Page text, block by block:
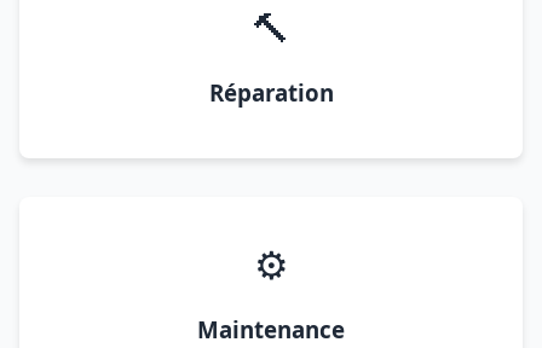
🔨
Réparation
⚙️
Maintenance